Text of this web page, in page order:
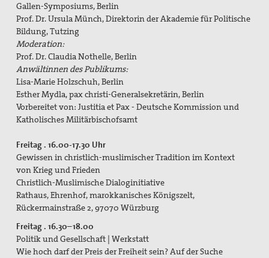
Spiritualität
Spirituelle Orte
Gedenken an Josef Ruf
Texte zum Thema Spiritualität
pax christi Pilgertag
Menschenrechte
Mitmachen
Spenden
Suche
Gallen-Symposiums, Berlin
Prof. Dr. Ursula Münch, Direktorin der Akademie für Politische
Bildung, Tutzing
Moderation:
Prof. Dr. Claudia Nothelle, Berlin
Anwältinnen des Publikums:
Lisa-Marie Holzschuh, Berlin
Esther Mydla, pax christi-Generalsekretärin, Berlin
Vorbereitet von: Justitia et Pax - Deutsche Kommission und
Katholisches Militärbischofsamt
Freitag . 16.00-17.30 Uhr
Gewissen in christlich-muslimischer Tradition im Kontext
von Krieg und Frieden
Christlich-Muslimische Dialoginitiative
Rathaus, Ehrenhof, marokkanisches Königszelt,
Rückermainstraße 2, 97070 Würzburg
Freitag . 16.30–18.00
Politik und Gesellschaft | Werkstatt
Wie hoch darf der Preis der Freiheit sein? Auf der Suche